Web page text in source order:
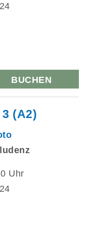
BUCHEN
(A2)
Uhr